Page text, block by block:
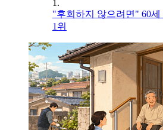
1.
"후회하지 않으려면" 60
1위